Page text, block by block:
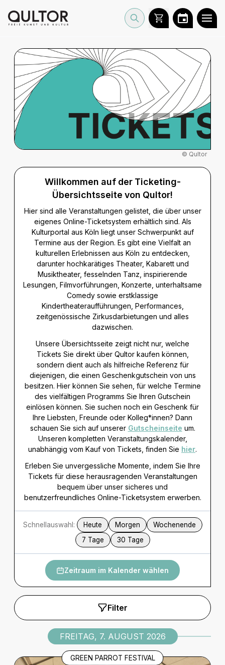
© Qultor
Willkommen auf der Ticketing-
Übersichtsseite von Qultor!
Hier sind alle Veranstaltungen gelistet, die über unser
eigenes Online-Ticketsystem erhältlich sind. Als
Kulturportal aus Köln liegt unser Schwerpunkt auf
Termine aus der Region. Es gibt eine Vielfalt an
kulturellen Erlebnissen aus Köln zu entdecken,
darunter hochkarätiges Theater, Kabarett und
Musiktheater, fesselnden Tanz, inspirierende
Lesungen, Filmvorführungen, Konzerte, unterhaltsame
Comedy sowie erstklassige
Kindertheateraufführungen, Performances,
zeitgenössische Zirkusdarbietungen und alles
dazwischen.
Unsere Übersichtsseite zeigt nicht nur, welche
Tickets Sie direkt über Qultor kaufen können,
sondern dient auch als hilfreiche Referenz für
diejenigen, die einen Geschenkgutschein von uns
besitzen. Hier können Sie sehen, für welche Termine
des vielfältigen Programms Sie Ihren Gutschein
einlösen können. Sie suchen noch ein Geschenk für
Ihre Liebsten, Freunde oder Kolleg*innen? Dann
schauen Sie sich auf unserer Gutscheinseite um.
Unseren kompletten Veranstaltungskalender,
unabhängig vom Kauf von Tickets, finden Sie hier.
Erleben Sie unvergessliche Momente, indem Sie Ihre
Tickets für diese herausragenden Veranstaltungen
bequem über unser sicheres und
benutzerfreundliches Online-Ticketsystem erwerben.
Schnellauswahl: Heute Morgen
Wochenende
7 Tage
30 Tage
Zeitraum im Kalender wählen
Filter
FREITAG, 7. AUGUST 2026
GREEN PARROT FESTIVAL